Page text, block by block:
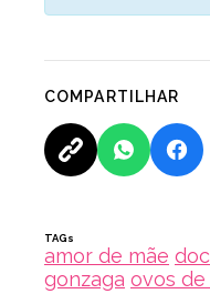
COMPARTILHAR
TAGs
amor de mãe
gonzaga ovos de